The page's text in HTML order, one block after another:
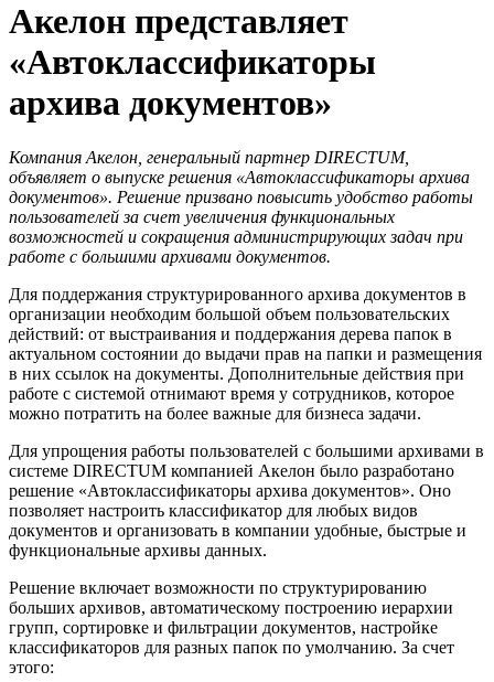
Акелон представляет
«Автоклассификаторы
архива документов»
Компания Акелон, генеральный партнер DIRECTUM,
объявляет о выпуске решения «Автоклассификаторы архива
документов». Решение призвано повысить удобство работы
пользователей за счет увеличения функциональных
возможностей и сокращения администрирующих задач при
работе с большими архивами документов.
Для поддержания структурированного архива документов в
организации необходим большой объем пользовательских
действий: от выстраивания и поддержания дерева папок в
актуальном состоянии до выдачи прав на папки и размещения
в них ссылок на документы. Дополнительные действия при
работе с системой отнимают время у сотрудников, которое
можно потратить на более важные для бизнеса задачи.
Для упрощения работы пользователей с большими архивами в
системе DIRECTUM компанией Акелон было разработано
решение «Автоклассификаторы архива документов». Оно
позволяет настроить классификатор для любых видов
документов и организовать в компании удобные, быстрые и
функциональные архивы данных.
Решение включает возможности по структурированию
больших архивов, автоматическому построению иерархии
групп, сортировке и фильтрации документов, настройке
классификаторов для разных папок по умолчанию. За счет
этого: